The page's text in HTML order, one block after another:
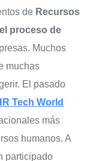
de Recursos
proceso de
Muchos
muchas
El pasado
Tech World
más
humanos. A
participado